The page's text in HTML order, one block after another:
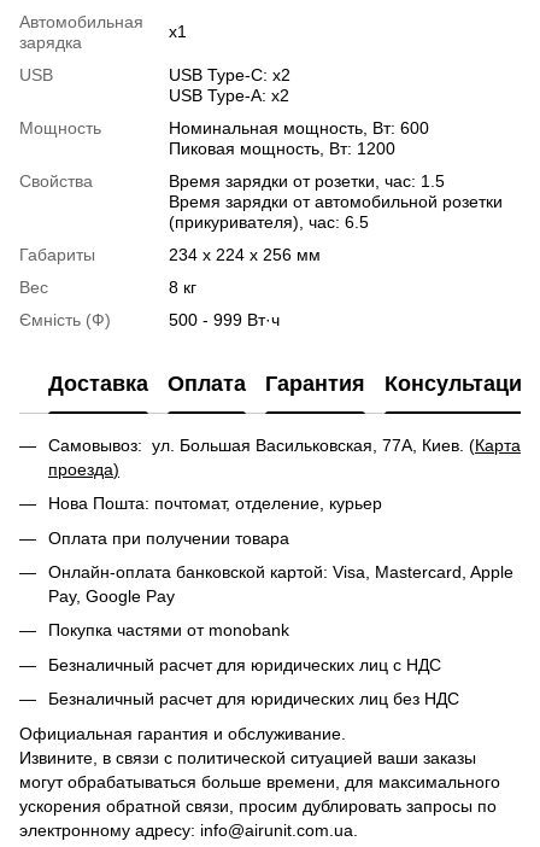
Автомобильная
зарядка
x1
USB
USB Type-C: x2
USB Type-А: x2
Мощность
Номинальная мощность, Вт: 600
Пиковая мощность, Вт: 1200
Свойства
Время зарядки от розетки, час: 1.5
Время зарядки от автомобильной розетки
(прикуривателя), час: 6.5
Габариты
234 x 224 x 256 мм
Вес
8 кг
Ємність (Ф)
500 - 999 Вт·ч
Доставка Оплата Гарантия Консультация
Самовывоз: ул. Большая Васильковская, 77А, Киев. (Карта
проезда)
Нова Пошта: почтомат, отделение, курьер
Оплата при получении товара
Онлайн-оплата банковской картой: Visa, Mastercard, Apple
Pay, Google Pay
Покупка частями от monobank
Безналичный расчет для юридических лиц с НДС
Безналичный расчет для юридических лиц без НДС
Официальная гарантия и обслуживание.
Извините, в связи с политической ситуацией ваши заказы
могут обрабатываться больше времени, для максимального
ускорения обратной связи, просим дублировать запросы по
электронному адресу: info@airunit.com.ua.